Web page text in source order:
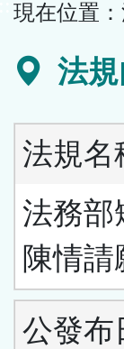
區
現在位置：
法
法規名
法務部
陳情
公發布